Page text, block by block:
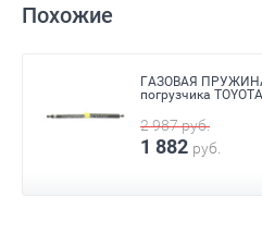
Похожие
ГАЗОВАЯ
погрузчика TOYOTA
2 987руб.
1 882 руб.